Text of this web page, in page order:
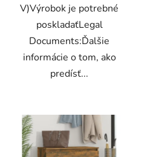
V)Výrobok je potrebné
poskladaťLegal
Documents:Ďalšie
informácie o tom, ako
predísť...